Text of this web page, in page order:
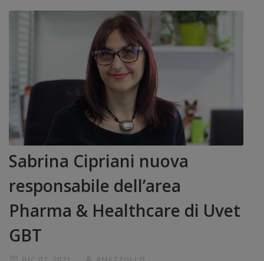
Sabrina Cipriani nuova
responsabile dell’area
Pharma & Healthcare di Uvet
GBT